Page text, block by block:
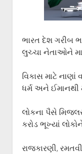
ભારત દેશ ગરીબ
લુચ્ચા નેતાઓને
વિકાસ માટે નાણાં
ધર્મ અને ઈમાનથી
લોકના પૈસે
કરોડ ભૂખ્યાં
રાજકારણી,